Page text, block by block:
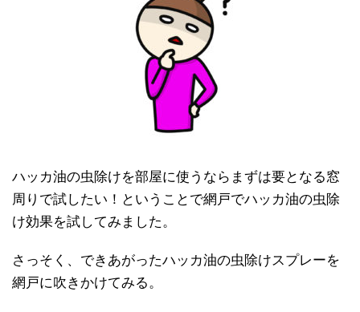
ハッカ油の虫除けを部屋に使うならまずは要となる窓
周りで試したい！ということで網戸でハッカ油の虫除
け効果を試してみました。
さっそく、できあがったハッカ油の虫除けスプレーを
網戸に吹きかけてみる。